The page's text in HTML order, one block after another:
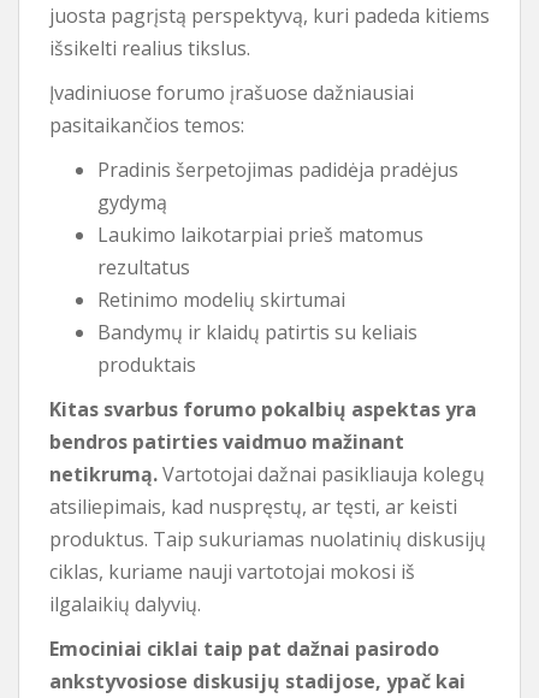
juosta pagrįstą perspektyvą, kuri padeda kitiems
išsikelti realius tikslus.
Įvadiniuose forumo įrašuose dažniausiai
pasitaikančios temos:
Pradinis šerpetojimas padidėja pradėjus
gydymą
Laukimo laikotarpiai prieš matomus
rezultatus
Retinimo modelių skirtumai
Bandymų ir klaidų patirtis su keliais
produktais
Kitas svarbus forumo pokalbių aspektas yra
bendros patirties vaidmuo mažinant
netikrumą.Vartotojai dažnai pasikliauja kolegų
atsiliepimais, kad nuspręstų, ar tęsti, ar keisti
produktus. Taip sukuriamas nuolatinių diskusijų
ciklas, kuriame nauji vartotojai mokosi iš
ilgalaikių dalyvių.
Emociniai ciklai taip pat dažnai pasirodo
ankstyvosiose diskusijų stadijose, ypač kai